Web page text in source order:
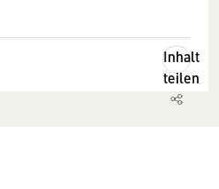
Inhalt
teilen